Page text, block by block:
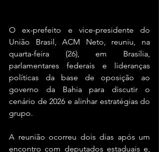
O ex-prefeito e vice-presidente do
União Brasil, ACM Neto, reuniu, na
quarta-feira (26), em Brasília,
parlamentares federais e lideranças
políticas da base de oposição ao
governo da Bahia para discutir o
cenário de 2026 e alinhar estratégias do
grupo.
A reunião ocorreu dois dias após um
encontro com deputados estaduais e,